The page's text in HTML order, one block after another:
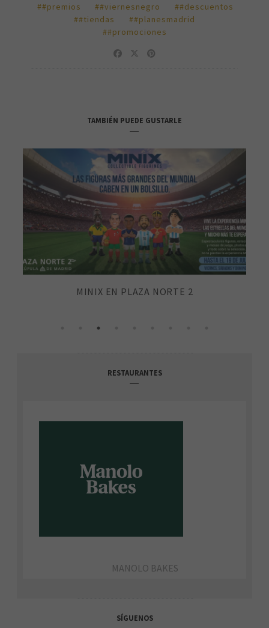
##premios
##viernesnegro
##descuentos
##tiendas
##planesmadrid
##promociones
TAMBIÉN PUEDE GUSTARLE
MINIX EN PLAZA NORTE 2
RESTAURANTES
MANOLO BAKES
SÍGUENOS